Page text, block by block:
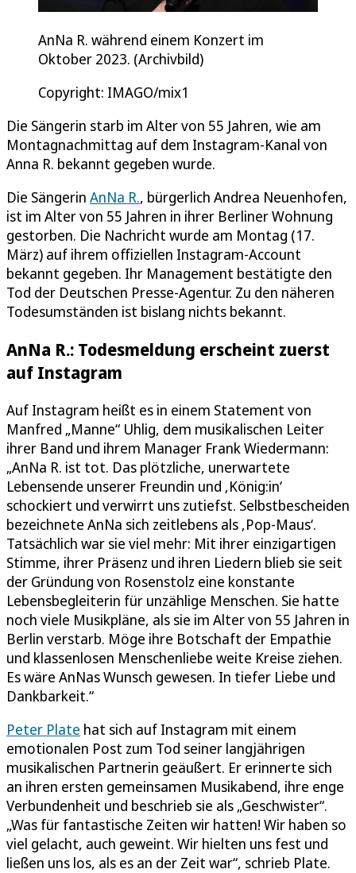
AnNa R. während einem Konzert im
Oktober 2023. (Archivbild)
Copyright: IMAGO/mix1
Die Sängerin starb im Alter von 55 Jahren, wie am
Montagnachmittag auf dem Instagram-Kanal von
Anna R. bekannt gegeben wurde.
Die Sängerin AnNa R., bürgerlich Andrea Neuenhofen,
ist im Alter von 55 Jahren in ihrer Berliner Wohnung
gestorben. Die Nachricht wurde am Montag (17.
März) auf ihrem offiziellen Instagram-Account
bekannt gegeben. Ihr Management bestätigte den
Tod der Deutschen Presse-Agentur. Zu den näheren
Todesumständen ist bislang nichts bekannt.
AnNa R.: Todesmeldung erscheint zuerst
auf Instagram
Auf Instagram heißt es in einem Statement von
Manfred „Manne“ Uhlig, dem musikalischen Leiter
ihrer Band und ihrem Manager Frank Wiedermann:
„AnNa R. ist tot. Das plötzliche, unerwartete
Lebensende unserer Freundin und ‚König:in‘
schockiert und verwirrt uns zutiefst. Selbstbescheiden
bezeichnete AnNa sich zeitlebens als ‚Pop-Maus‘.
Tatsächlich war sie viel mehr: Mit ihrer einzigartigen
Stimme, ihrer Präsenz und ihren Liedern blieb sie seit
der Gründung von Rosenstolz eine konstante
Lebensbegleiterin für unzählige Menschen. Sie hatte
noch viele Musikpläne, als sie im Alter von 55 Jahren in
Berlin verstarb. Möge ihre Botschaft der Empathie
und klassenlosen Menschenliebe weite Kreise ziehen.
Es wäre AnNas Wunsch gewesen. In tiefer Liebe und
Dankbarkeit.“
Peter Plate hat sich auf Instagram mit einem
emotionalen Post zum Tod seiner langjährigen
musikalischen Partnerin geäußert. Er erinnerte sich
an ihren ersten gemeinsamen Musikabend, ihre enge
Verbundenheit und beschrieb sie als „Geschwister“.
„Was für fantastische Zeiten wir hatten! Wir haben so
viel gelacht, auch geweint. Wir hielten uns fest und
ließen uns los, als es an der Zeit war“, schrieb Plate.